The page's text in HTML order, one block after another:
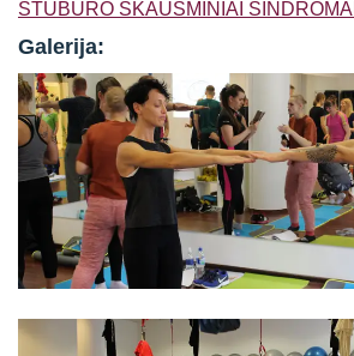
STUBURO SKAUSMINIAI
Galerija: